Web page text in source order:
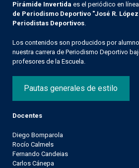
Pirámide Invertida es el periódico en
de Periodismo Deportivo "José R.
Periodistas Deportivos.
Los contenidos son producidos por
nuestra carrera de Periodismo Deportivo
profesores de la Escuela.
Pautas generales de estilo
Docentes
Diego Bomparola
Rocío Calmels
Fernando Candeias
Carlos Cánepa